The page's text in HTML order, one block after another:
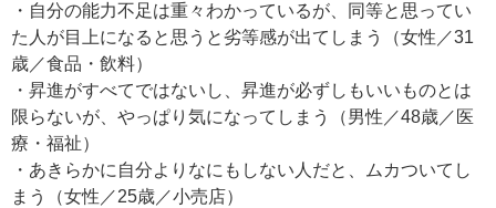
・自分の能力不足は重々わかっているが、同等と思ってい
た人が目上になると思うと劣等感が出てしまう（女性／31
歳／食品・飲料）
・昇進がすべてではないし、昇進が必ずしもいいものとは
限らないが、やっぱり気になってしまう（男性／48歳／医
療・福祉）
・あきらかに自分よりなにもしない人だと、ムカついてし
まう（女性／25歳／小売店）